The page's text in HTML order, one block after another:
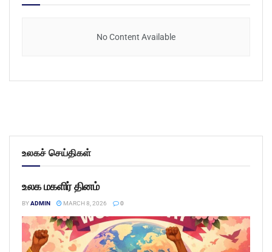
No Content Available
உலகச் செய்திகள்
உலக மகளிர் தினம்
BYADMIN MARCH 8, 2026 0